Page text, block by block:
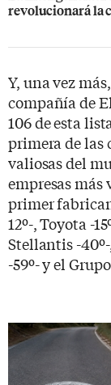
revolucionará la
Y, una vez
compañía de
106 de esta
primera de las
valiosas del
empresas más
primer
12º-, Toyota -
Stellantis -
-59º- y el